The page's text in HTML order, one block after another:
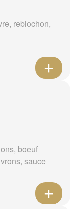
reblochon,
boeuf
sauce